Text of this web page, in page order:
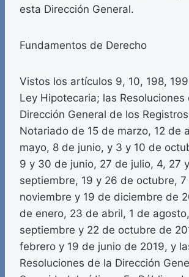
esta Dirección General.
Fundamentos de Derecho
Vistos los artículos 9, 10, 198,
Ley Hipotecaria; las Resoluciones
Dirección General de los
Notariado de 15 de marzo, 12 de
mayo, 8 de junio, y 3 y 10 de
9 y 30 de junio, 27 de julio, 4, 27
septiembre, 19 y 26 de octubre, 7
noviembre y 19 de diciembre de
de enero, 23 de abril, 1 de
septiembre y 22 de octubre de
febrero y 19 de junio de 2019, y
Resoluciones de la Dirección